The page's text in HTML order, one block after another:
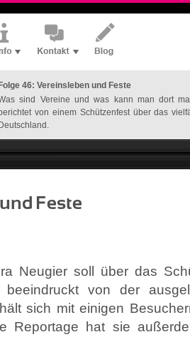
Folge 46: Vereinsleben und Feste
sind Vereine und was kann man dort
von einem Schützenfest über das
Deutschland.
Feste
Neugier soll über das
von der
sich mit einigen
Reportage hat sie